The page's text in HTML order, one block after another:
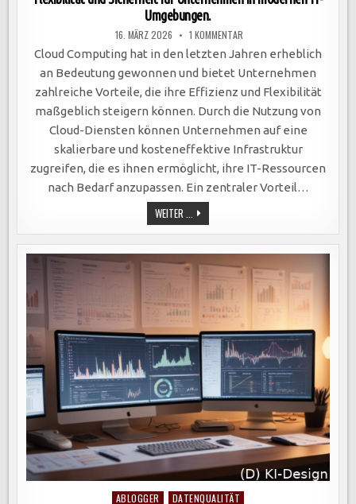
Umgebungen.
16. MÄRZ 2026 1 KOMMENTAR
COMPUTING
STEIGERT
EFFIZIENZ:
KOSTENEFFIZIENZ,
FLEXIBILITÄT
UND
SICHERHEIT
FÜR
UNTERNEHMEN
IN
MODERNEN
IT-
UMGEBUNGEN.
Cloud Computing hat in den letzten Jahren erheblich
an Bedeutung gewonnen und bietet Unternehmen
zahlreiche Vorteile, die ihre Effizienz und Flexibilität
maßgeblich steigern können. Durch die Nutzung von
Cloud-Diensten können Unternehmen auf eine
skalierbare und kosteneffektive Infrastruktur
zugreifen, die es ihnen ermöglicht, ihre IT-Ressourcen
nach Bedarf anzupassen. Ein zentraler Vorteil…
WEITER ... CLOUD
COMPUTING
STEIGERT
EFFIZIENZ:
KOSTENEFFIZIENZ,
FLEXIBILITÄT
UND
SICHERHEIT
FÜR
UNTERNEHMEN
IT-
UMGEBUNGEN.
Posted
ABLOGGER DATENQUALITÄT